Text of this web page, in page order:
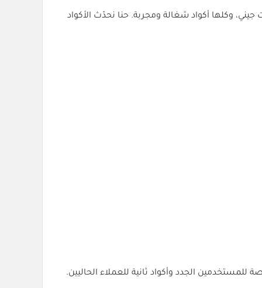
كل الكوبونات وتقدر تستخدمها في السعودية والأردن. الخصم يصل لين 40% على خدمات جيني، وكلها أكواد شغالة ومجربة. حنا نحدّث الأكواد
الجدد وأكواد ثانية للعملاء الحاليين.